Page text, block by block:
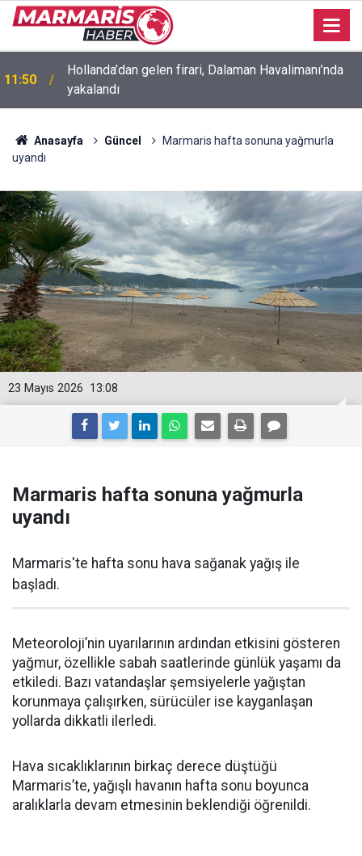
11:50
Hollanda’dan gelen firari, Dalaman Havalimanı’nda
yakalandı
Anasayfa Güncel
Marmaris hafta sonuna yağmurla
uyandı
13:08
23 Mayıs 2026
Marmaris hafta sonuna yağmurla
uyandı
Marmaris'te hafta sonu hava sağanak yağış ile
başladı.
Meteoroloji’nin uyarılarının ardından etkisini gösteren
yağmur, özellikle sabah saatlerinde günlük yaşamı da
etkiledi. Bazı vatandaşlar şemsiyelerle yağıştan
korunmaya çalışırken, sürücüler ise kayganlaşan
yollarda dikkatli ilerledi.
Hava sıcaklıklarının birkaç derece düştüğü
Marmaris’te, yağışlı havanın hafta sonu boyunca
aralıklarla devam etmesinin beklendiği öğrenildi.